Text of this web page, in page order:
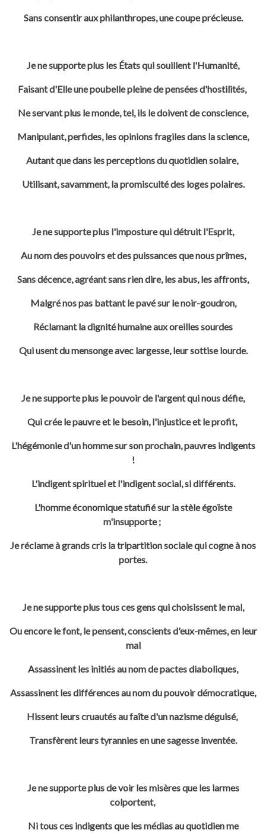
Sans consentir aux philanthropes, une coupe précieuse.
Je ne supporte plus les États qui souillent l'Humanité,
Faisant d'Elle une poubelle pleine de pensées d'hostilités,
Ne servant plus le monde, tel, ils le doivent de conscience,
Manipulant, perfides, les opinions fragiles dans la science,
Autant que dans les perceptions du quotidien solaire,
Utilisant, savamment, la promiscuité des loges polaires.
Je ne supporte plus l'imposture qui détruit l'Esprit,
Au nom des pouvoirs et des puissances que nous prîmes,
Sans décence, agréant sans rien dire, les abus, les affronts,
Malgré nos pas battant le pavé sur le noir-goudron,
Réclamant la dignité humaine aux oreilles sourdes
Qui usent du mensonge avec largesse, leur sottise lourde.
Je ne supporte plus le pouvoir de l'argent qui nous défie,
Qui crée le pauvre et le besoin, l'injustice et le profit,
L'hégémonie d'un homme sur son prochain, pauvres indigents
!
L'indigent spirituel et l'indigent social, si différents.
L'homme économique statufié sur la stèle égoïste
m'insupporte ;
Je réclame à grands cris la tripartition sociale qui cogne à nos
portes.
Je ne supporte plus tous ces gens qui choisissent le mal,
Ou encore le font, le pensent, conscients d'eux-mêmes, en leur
mal
Assassinent les initiés au nom de pactes diaboliques,
Assassinent les différences au nom du pouvoir démocratique,
Hissent leurs cruautés au faîte d'un nazisme déguisé,
Transfèrent leurs tyrannies en une sagesse inventée.
Je ne supporte plus de voir les misères que les larmes
colportent,
Ni tous ces indigents que les médias au quotidien me